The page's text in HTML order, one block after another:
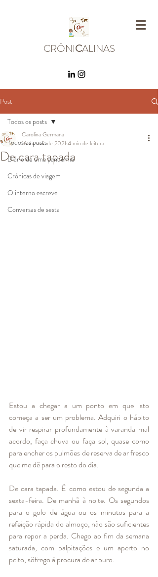
CRÓNICALINAS
Post
Todos os posts
Diário de uma pandemia
Crónicas de viagem
O interno escreve
Conversas de sesta
Todos os posts
De cara tapada
Carolina Germana
16 de mai. de 2021 4 min de leitura
Estou a chegar a um ponto em que isto
começa a ser um problema. Adquiri o hábito
de vir respirar profundamente à varanda mal
acordo, faça chuva ou faça sol, quase como
para encher os pulmões de reserva de ar fresco
que me dê para o resto do dia.
De cara tapada. É como estou de segunda a
sexta-feira. De manhã à noite. Os segundos
para o golo de água ou os minutos para a
refeição rápida do almoço, não são suficientes
para repor a perda. Chego ao fim da semana
saturada, com palpitações e um aperto no
peito, sôfrego à procura de ar puro.